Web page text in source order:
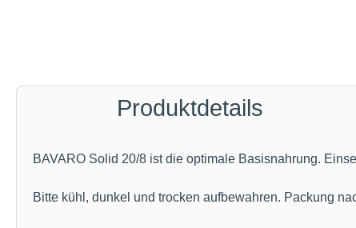
Produktdetails
BAVARO Solid 20/8 ist die optimale Basisnahrung.
Bitte kühl, dunkel und trocken aufbewahren. Packung